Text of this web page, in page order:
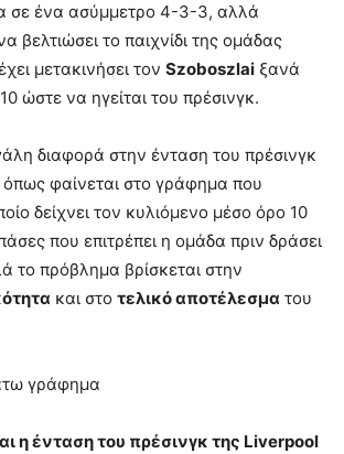
σε ένα ασύμμετρο 4-3-3, αλλά
βελτιώσει το παιχνίδι της ομάδας
μετακινήσει τον Szoboszlai ξανά
ώστε να ηγείται του πρέσινγκ.
διαφορά στην ένταση του πρέσινγκ
φαίνεται στο γράφημα που
δείχνει τον κυλιόμενο μέσο όρο 10
που επιτρέπει η ομάδα πριν δράσει
το πρόβλημα βρίσκεται στην
και στο τελικό αποτέλεσμα του
γράφημα
η ένταση του πρέσινγκ της Liverpool